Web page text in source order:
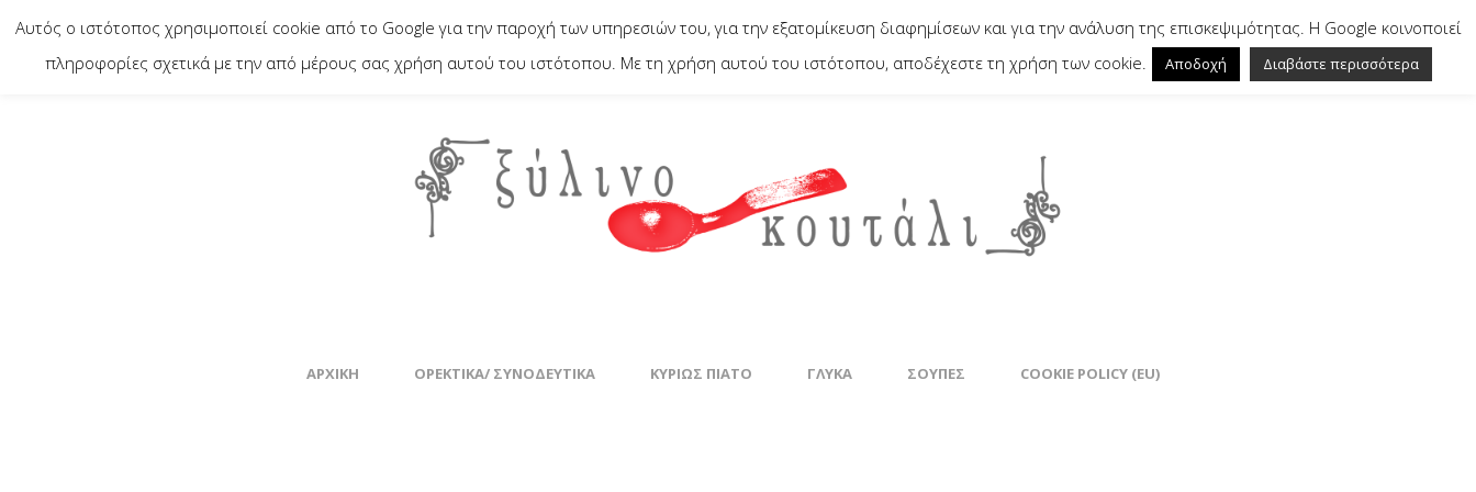
ΑΡΧΙΚΉ ΟΡΕΚΤΙΚΆ/ ΣΥΝΟΔΕΥΤΙΚΆ ΚΥΡΊΩΣ ΠΙΆΤΟ ΓΛΥΚΆ ΣΟΎΠΕΣ COOKIE POLICY (EU)
Αυτός ο ιστότοπος χρησιμοποιεί cookie από το Google για την παροχή των υπηρεσιών του, για την εξατομίκευση διαφημίσεων και για την ανάλυση της επισκεψιμότητας. Η Google κοινοποιεί
πληροφορίες σχετικά με την από μέρους σας χρήση αυτού του ιστότοπου. Με τη χρήση αυτού του ιστότοπου, αποδέχεστε τη χρήση των cookie.
Αποδοχή Διαβάστε περισσότερα